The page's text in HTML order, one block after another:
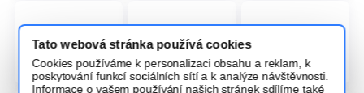
Tato webová stránka používá cookies
Cookies používáme k personalizaci obsahu a reklam, k
poskytování funkcí sociálních sítí a k analýze návštěvnosti.
Informace o vašem používání našich stránek sdílíme také